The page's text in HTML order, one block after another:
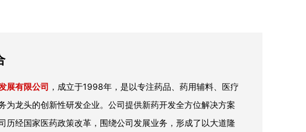
展有限公司 ，成立于1998年，是以专注药品、药用辅料、医疗
为龙头的创新性研发企业。公司提供新药开发全方位解决方案
历经国家医药政策改革，围绕公司发展业务，形成了以大道隆